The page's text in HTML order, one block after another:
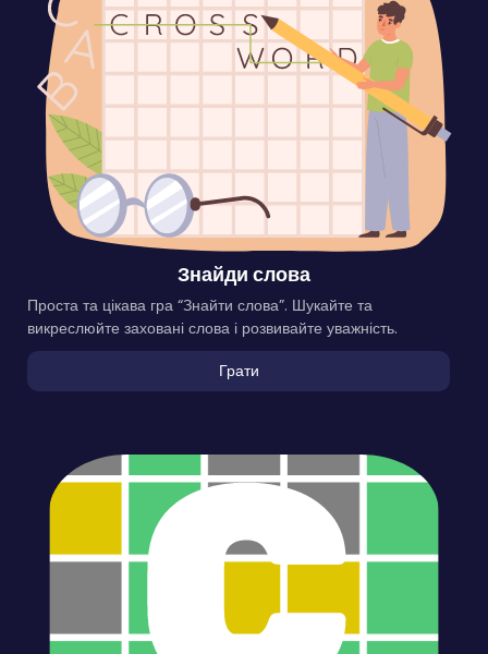
Знайди слова
Проста та цікава гра “Знайти слова”. Шукайте та
викреслюйте заховані слова і розвивайте уважність.
Грати